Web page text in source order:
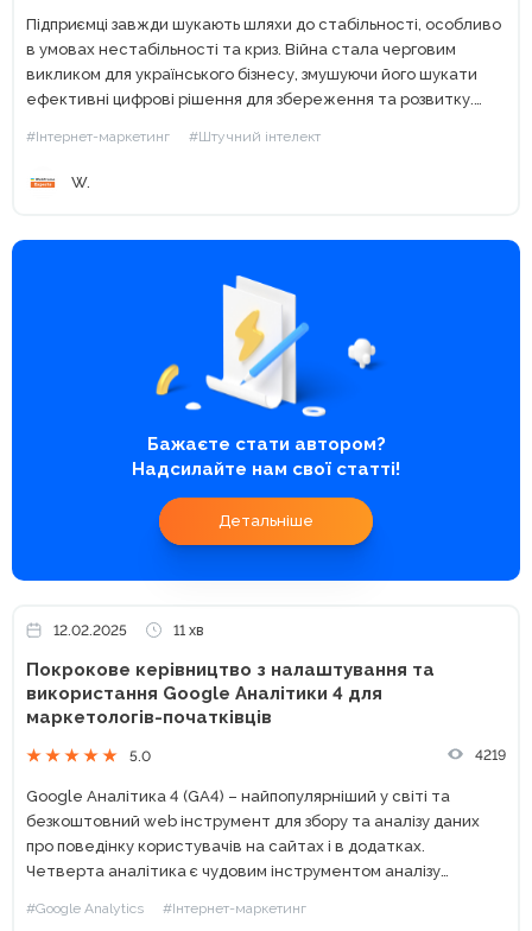
Підприємці завжди шукають шляхи до стабільності, особливо
в умовах нестабільності та криз. Війна стала черговим
викликом для українського бізнесу, змушуючи його шукати
ефективні цифрові рішення для збереження та розвитку.
стійкості бізнесу під...
#Інтернет-маркетинг #Штучний інтелект
W.
Бажаєте стати автором?
Надсилайте нам свої статті!
Детальніше
12.02.2025 11 хв
Покрокове керівництво з налаштування та
використання Google Аналітики 4 для
маркетологів-початківців
5.0 4219
Google Аналітика 4 (GA4) – найпопулярніший у світі та
безкоштовний web інструмент для збору та аналізу даних
про поведінку користувачів на сайтах і в додатках.
Четверта аналітика є чудовим інструментом аналізу
незважаючи на...
#Google Analytics #Інтернет-маркетинг